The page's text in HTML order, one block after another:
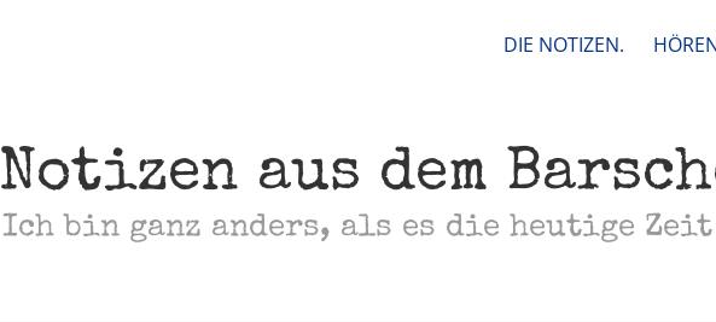
DIE NOTIZEN.
Notizen aus dem
Ich bin ganz anders, als es die heutige